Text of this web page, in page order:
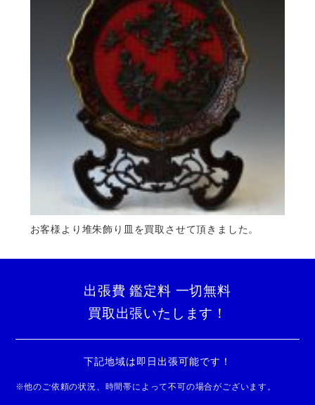
お客様より堆朱飾り皿を買取させて頂きました。
出張費 鑑定料 一切無料
買取出張いたします！
下記地域は即日出張可能です！
※他のご依頼の状況、時間帯によって不可の場合がございます。